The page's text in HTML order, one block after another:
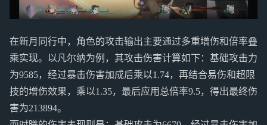
在新月同行中，角色的攻击输出主要通过多重增伤和倍率叠
乘实现。以凡尔纳为例，其攻击伤害计算如下：基础攻击力
为9585，经过暴击伤害加成后乘以1.74，再结合易伤和超限
技的增伤效果，乘以1.35，最后应用总倍率9.5，得出最终伤
害为213894。